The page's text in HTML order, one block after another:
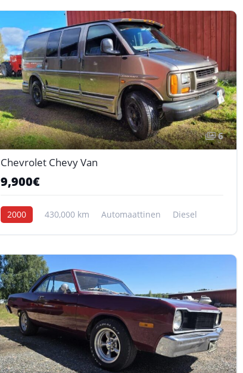
6
Chevrolet Chevy Van
9,900€
2000 430,000 km Automaattinen Diesel